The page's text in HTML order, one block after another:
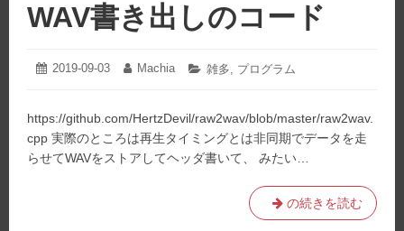
WAV書き出しのコード
投
2019-09-03 2021- 投
Machia
カ
リ
ー:
雑多, プログラム
https://github.com/HertzDevil/raw2wav/blob/master/raw2wav.
cpp 実際のところは再生タイミングとは非同期でデータを走
らせてWAVをストアしてヘッダ書いて、 みたい…
WAV
書
の続きを読む